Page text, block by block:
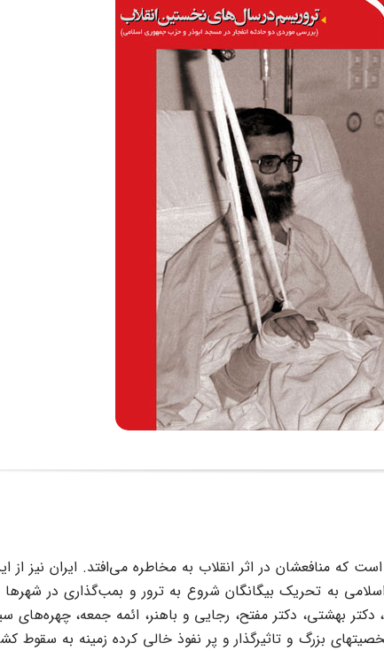
که منافعشان در اثر انقلاب به مخاطره می‌افتد. ایران نیز از
به تحریک بیگانگان شروع به ترور و بمب‌گذاری در شهرها
بهشتی، دکتر مفتح، رجایی و باهنر، ائمه جمعه، چهره‌های
بزرگ و تاثیرگذار و پر نفوذ خالی کرده زمینه به سقوط